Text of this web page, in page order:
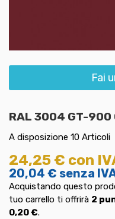
Fai
RAL 3004 GT-
A disposizione 10 Articoli
24,25 € con
20,04 € senza
Acquistando questo
tuo carrello ti offrirà 2
0,20 €.